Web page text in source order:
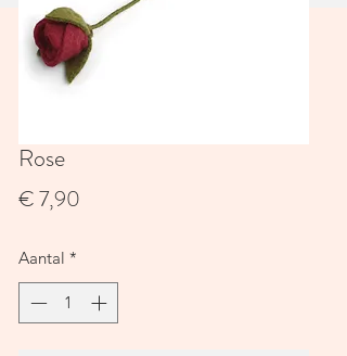
Rose
€ 7,90
Aantal *